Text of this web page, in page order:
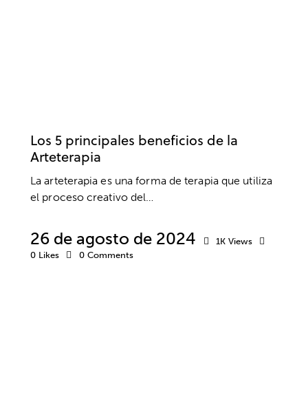
Los 5 principales beneficios de la
Arteterapia
La arteterapia es una forma de terapia que utiliza
el proceso creativo del…
26 de agosto de 2024 1K Views
0 Likes 0 Comments